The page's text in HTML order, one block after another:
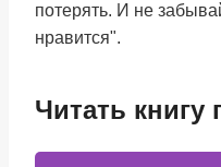
потерять. И не
нравится".
Читать книгу